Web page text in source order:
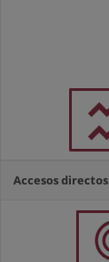
Accesos directos